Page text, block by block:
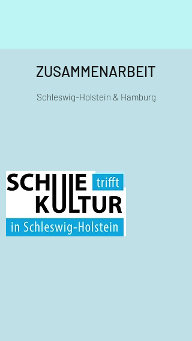
ZUSAMMENARBEIT
Schleswig-Holstein & Hamburg